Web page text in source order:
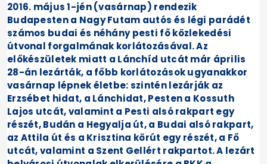
2016. május 1-jén (vasárnap) rendezik
Budapesten a Nagy Futam autós és légi parádét
számos budai és néhány pesti fő közlekedési
útvonal forgalmának korlátozásával. Az
előkészületek miatt a Lánchíd utcát már április
28-án lezárták, a főbb korlátozások ugyanakkor
vasárnap lépnek életbe: szintén lezárják az
Erzsébet hidat, a Lánchidat, Pesten a Kossuth
Lajos utcát, valamint a Pesti alsó rakpart egy
részét, Budán a Hegyalja út, a Budai alsó rakpart,
az Attila út és a Krisztina körút egy részét, a Fő
utcát, valamint a Szent Gellért rakpartot. A lezárt